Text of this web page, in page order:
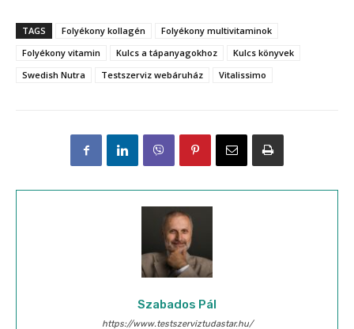
TAGS Folyékony kollagén
Folyékony multivitaminok
Folyékony vitamin
Kulcs a tápanyagokhoz
Kulcs könyvek
Swedish Nutra
Testszerviz webáruház Vitalissimo
Szabados Pál
https://www.testszerviztudastar.hu/